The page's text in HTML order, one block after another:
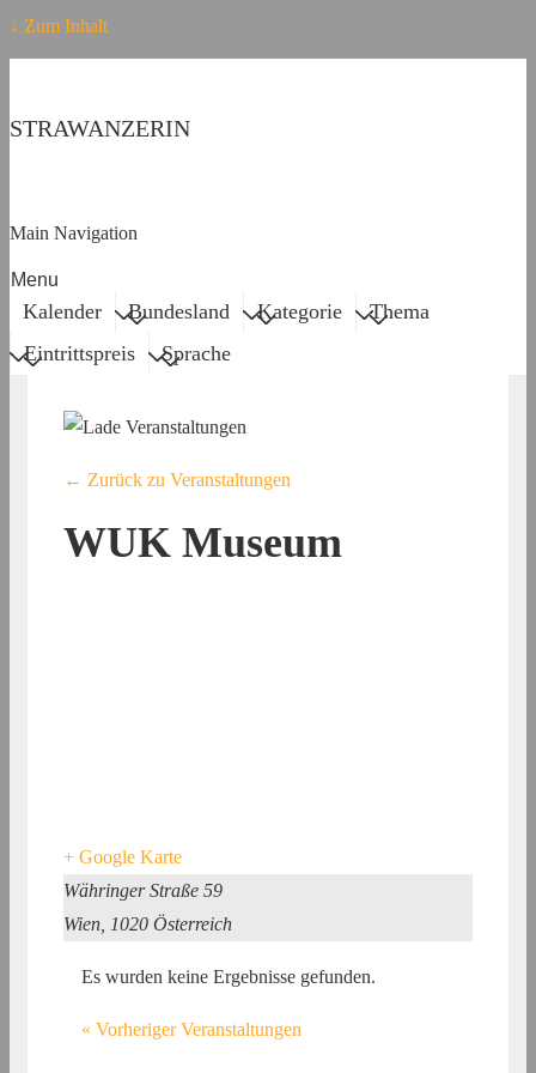
↓ Zum Inhalt
STRAWANZERIN
Main Navigation
Menu
Kalender Bundesland Kategorie
Thema
Eintrittspreis
Sprache
← Zurück zu Veranstaltungen
WUK Museum
+ Google Karte
Währinger Straße 59
Wien 1020 Österreich
Es wurden keine Ergebnisse gefunden.
« Vorheriger Veranstaltungen